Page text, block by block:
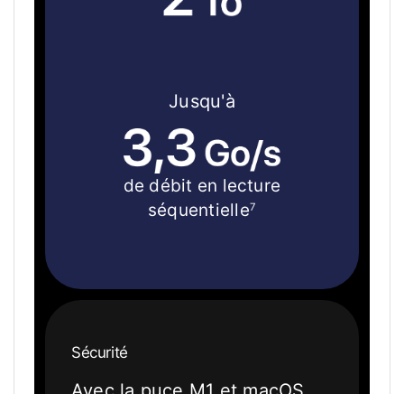
Jusqu'à
de débit en lecture
séquentielle7
Sécurité